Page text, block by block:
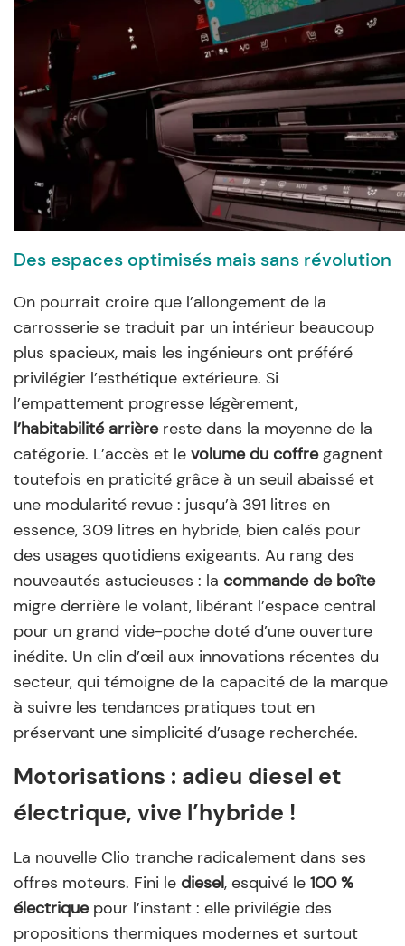
Des espaces optimisés mais sans révolution
On pourrait croire que l’allongement de la
carrosserie se traduit par un intérieur beaucoup
plus spacieux, mais les ingénieurs ont préféré
privilégier l’esthétique extérieure. Si
l’empattement progresse légèrement,
l’habitabilité arrièrereste dans la moyenne de la
catégorie. L’accès et le volume du coffregagnent
toutefois en praticité grâce à un seuil abaissé et
une modularité revue : jusqu’à 391 litres en
essence, 309 litres en hybride, bien calés pour
des usages quotidiens exigeants. Au rang des
nouveautés astucieuses : la commande de boîte
migre derrière le volant, libérant l’espace central
pour un grand vide-poche doté d’une ouverture
inédite. Un clin d’œil aux innovations récentes du
secteur, qui témoigne de la capacité de la marque
à suivre les tendances pratiques tout en
préservant une simplicité d’usage recherchée.
Motorisations : adieu diesel et
électrique, vive l’hybride !
La nouvelle Clio tranche radicalement dans ses
offres moteurs. Fini le diesel, esquivé le 100 %
électriquepour l’instant : elle privilégie des
propositions thermiques modernes et surtout